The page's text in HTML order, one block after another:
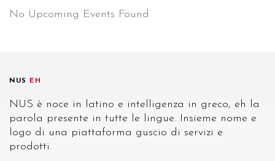
No Upcoming Events Found
NUS EH
NUS è noce in latino e intelligenza in greco, eh la
parola presente in tutte le lingue. Insieme nome e
logo di una piattaforma guscio di servizi e
prodotti.